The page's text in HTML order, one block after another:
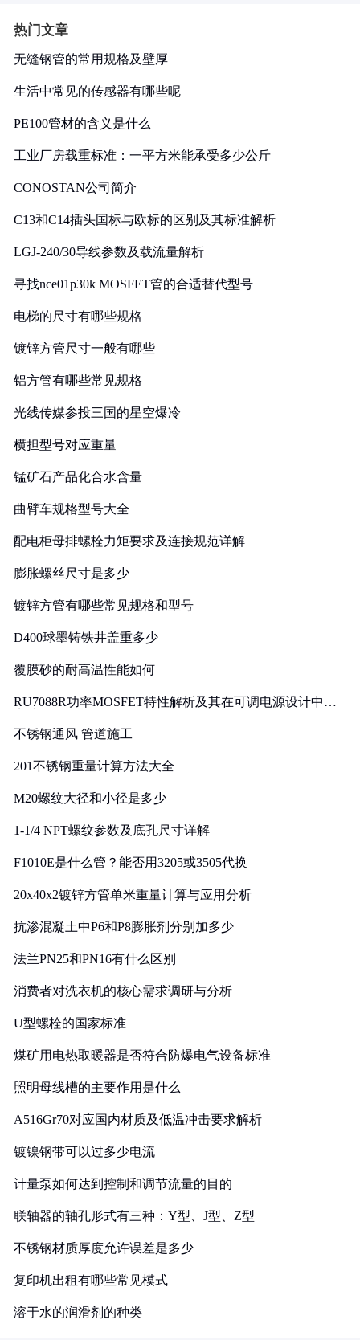
热门文章
无缝钢管的常用规格及壁厚
生活中常见的传感器有哪些呢
PE100管材的含义是什么
工业厂房载重标准：一平方米能承受多少公斤
CONOSTAN公司简介
C13和C14插头国标与欧标的区别及其标准解析
LGJ-240/30导线参数及载流量解析
寻找nce01p30k MOSFET管的合适替代型号
电梯的尺寸有哪些规格
镀锌方管尺寸一般有哪些
铝方管有哪些常见规格
光线传媒参投三国的星空爆冷
横担型号对应重量
锰矿石产品化合水含量
曲臂车规格型号大全
配电柜母排螺栓力矩要求及连接规范详解
膨胀螺丝尺寸是多少
镀锌方管有哪些常见规格和型号
D400球墨铸铁井盖重多少
覆膜砂的耐高温性能如何
RU7088R功率MOSFET特性解析及其在可调电源设计中的
不锈钢通风 管道施工
201不锈钢重量计算方法大全
M20螺纹大径和小径是多少
1-1/4 NPT螺纹参数及底孔尺寸详解
F1010E是什么管？能否用3205或3505代换
20x40x2镀锌方管单米重量计算与应用分析
抗渗混凝土中P6和P8膨胀剂分别加多少
法兰PN25和PN16有什么区别
消费者对洗衣机的核心需求调研与分析
U型螺栓的国家标准
煤矿用电热取暖器是否符合防爆电气设备标准
照明母线槽的主要作用是什么
A516Gr70对应国内材质及低温冲击要求解析
镀镍钢带可以过多少电流
计量泵如何达到控制和调节流量的目的
联轴器的轴孔形式有三种：Y型、J型、Z型
不锈钢材质厚度允许误差是多少
复印机出租有哪些常见模式
溶于水的润滑剂的种类